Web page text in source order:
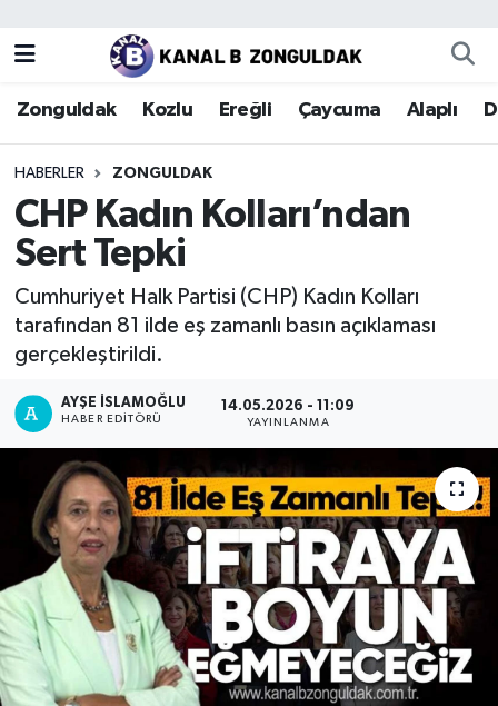
Zonguldak Kozlu Ereğli Çaycuma Alaplı
HABERLER ZONGULDAK
CHP Kadın Kolları’ndan
Sert Tepki
Cumhuriyet Halk Partisi (CHP) Kadın Kolları
tarafından 81 ilde eş zamanlı basın açıklaması
gerçekleştirildi.
AYŞE İSLAMOĞLU
HABER EDITÖRÜ
14.05.2026 - 11:09
YAYINLANMA
Zonguldak
Kozlu
Ereğli
Çaycuma
Alaplı
Devrek
Gökçebey
Bartın
Karabük
Spor
Ulusal
Zonguldak Nöbetçi Eczaneler
Zonguldak Hava Durumu
Zonguldak Trafik Yoğunluk Haritası
Puan Durumu ve Fikstür
Tüm Manşetler
Son Dakika Haberleri
Haber Arşivi